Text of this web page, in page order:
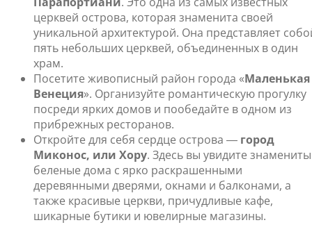
церквей острова, которая знаменита своей
уникальной архитектурой. Она представляет
пять небольших церквей, объединенных в один
храм.
Посетите живописный район города «Маленькая
Венеция». Организуйте романтическую прогулку
посреди ярких домов и пообедайте в одном из
прибрежных ресторанов.
Откройте для себя сердце острова ― город
Миконос, или Хору. Здесь вы увидите
беленые дома с ярко раскрашенными
деревянными дверями, окнами и балконами, а
также красивые церкви, причудливые кафе,
шикарные бутики и ювелирные магазины.